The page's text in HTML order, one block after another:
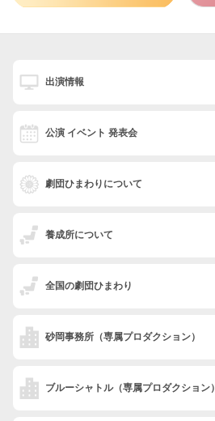
出演情報
公演 イベント 発表会
劇団ひまわりについて
養成所について
全国の劇団ひまわり
砂岡事務所 （専属プロダクション）
ブルーシャトル（専属プロダクション）